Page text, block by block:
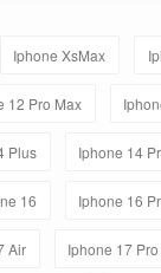
Iphone XsMax
12 Pro Max
Plus Iphone 14
16 Iphone 16
Air Iphone 17